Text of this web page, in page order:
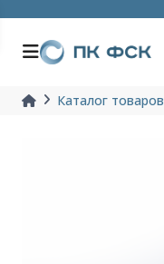
Каталог товаров